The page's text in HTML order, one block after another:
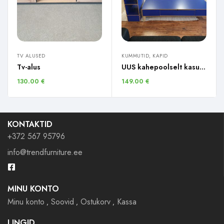
TV ALUSED
Tv-alus
130.00 €
KUMMUTID, KAPID
UUS kahepoolselt kasutatav laud + riiul
149.00 €
KONTAKTID
+372 567 95796
info@trendfurniture.ee
MINU KONTO
Minu konto
Soovid Ostukorv
Kassa